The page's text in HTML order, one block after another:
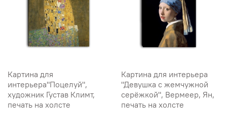
Картина для
интерьера"Поцелуй",
художник Густав Климт,
печать на холсте
Картина для интерьера
"Девушка с жемчужной
серёжкой", Вермеер, Ян,
печать на холсте